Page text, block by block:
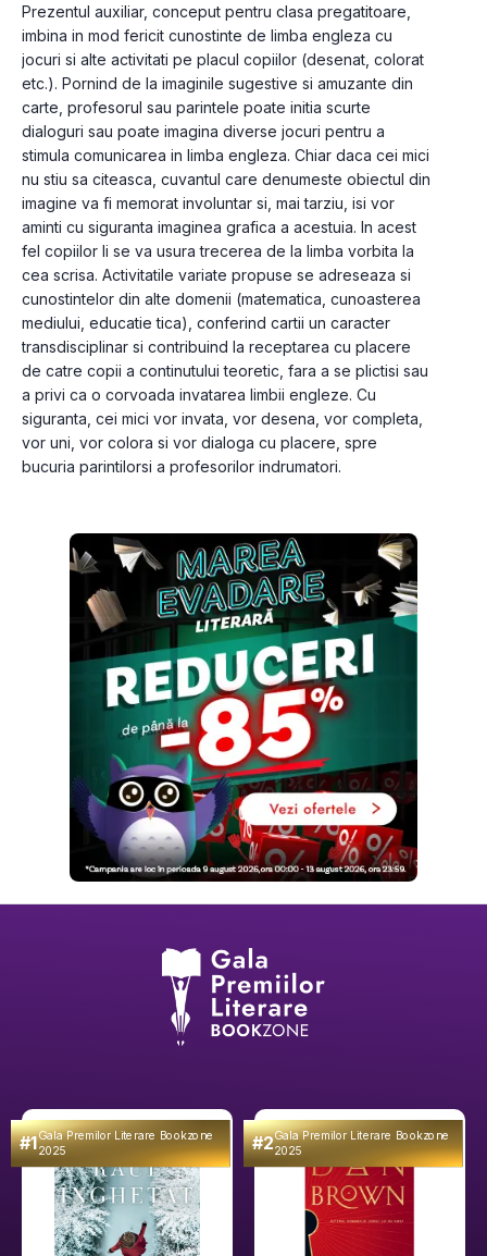
Prezentul auxiliar, conceput pentru clasa pregatitoare,
imbina in mod fericit cunostinte de limba engleza cu
jocuri si alte activitati pe placul copiilor (desenat, colorat
etc.). Pornind de la imaginile sugestive si amuzante din
carte, profesorul sau parintele poate initia scurte
dialoguri sau poate imagina diverse jocuri pentru a
stimula comunicarea in Iimba engleza. Chiar daca cei mici
nu stiu sa citeasca, cuvantul care denumeste obiectul din
imagine va fi memorat involuntar si, mai tarziu, isi vor
aminti cu siguranta imaginea grafica a acestuia. In acest
fel copiilor li se va usura trecerea de la limba vorbita la
cea scrisa. Activitatile variate propuse se adreseaza si
cunostintelor din alte domenii (matematica, cunoasterea
mediului, educatie tica), conferind cartii un caracter
transdisciplinar si contribuind la receptarea cu placere
de catre copii a continutului teoretic, fara a se plictisi sau
a privi ca o corvoada invatarea limbii engleze. Cu
siguranta, cei mici vor invata, vor desena, vor completa,
vor uni, vor colora si vor dialoga cu placere, spre
bucuria parintilorsi a profesorilor indrumatori.
#1Gala Premilor Literare Bookzone
2025 #2Gala Premilor Literare Bookzone
2025